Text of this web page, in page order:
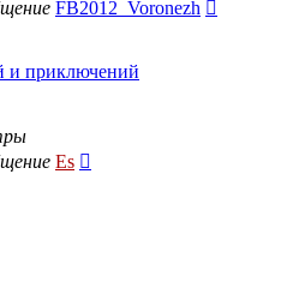
FB2012_Voronezh
и приключений
Es